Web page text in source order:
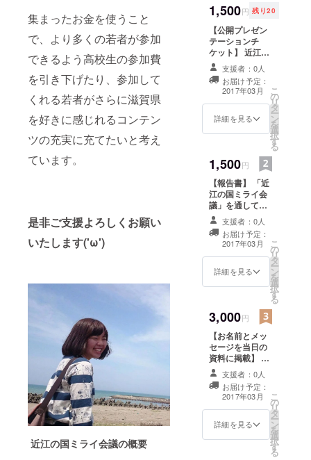
集まったお金を使うこと
で、より多くの若者が参加
できるよう高校生の参加費
を引き下げたり、参加して
くれる若者がさらに滋賀県
を好きに感じれるコンテン
ツの充実に充てたいと考え
ています。
是非ご支援よろしくお願い
いたします('ω')
近江の国ミライ会議の概要
て、学生主
体の新たな
地域貢献を
目指す学生
団体です。
現在、
Facebookの
グループ
人近い大学
生と高校生
が集まって
おり、さら
なる母集団
形成を行い
ながら、コ
ミュニティ
からプロ
立ち上げる
こともあれ
ば、県内の
大学サーク
ルやNPOな
どと協力し
て一緒にプ
ロジェクト
を進めるこ
1,500円 残り20
【公開プレゼン
テーションチ
ケット】 近江の
国ミライ会議の
二日目の公開プ
レゼンテーショ
ンのチケットで
す！ 学生たちの
熱いプレゼン
は2000円のとこ
ろが1500円！ チ
ケットはメール
で送らせて頂き
ます。 【お礼の
メッセージ】 ス
タッフからのお
礼のメッセージ
をメールで差し
支援者：0人
お届け予定：
2017年03月
詳細を見る
こ
の
リ
タ
ー
ン
を
選
択
す
る
1,500円
【報告書】 「近
江の国ミライ会
議」を通して与
えたものや参加
者の感想、企画
の振り返りを載
せた報告書を差
し上げます。 購
入いただいた方
メッセージ】 ス
タッフからのお
礼のメッセージ
をメールで差し
上げます。
支援者：0人
お届け予定：
2017年03月
詳細を見る
こ
の
リ
タ
ー
ン
を
選
択
す
る
3,000円
【お名前とメッ
セージを当日の
資料に掲載】 支
援者のお名前と
メッセージを当
日の資料に掲載
させて頂きま
す。内容は自由
です。 【報告
書】 「近江の国
支援者：0人
お届け予定：
2017年03月
詳細を見る
こ
の
リ
タ
ー
ン
を
選
択
す
る